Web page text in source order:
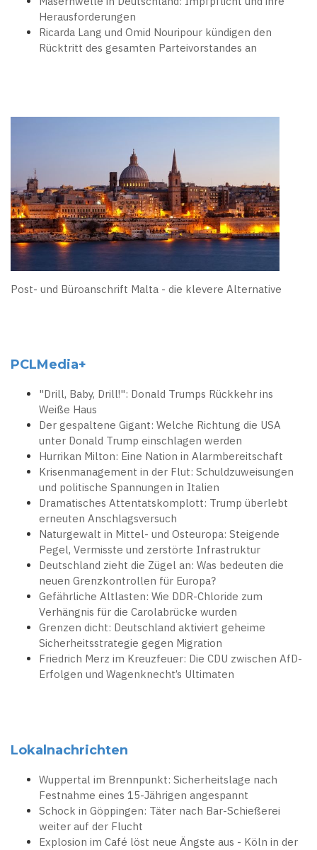
Herausforderungen
Ricarda Lang und Omid Nouripour kündigen den
Rücktritt des gesamten Parteivorstandes an
Post- und Büroanschrift Malta - die klevere Alternative
PCLMedia+
"Drill, Baby, Drill!": Donald Trumps Rückkehr ins
Weiße Haus
Der gespaltene Gigant: Welche Richtung die USA
unter Donald Trump einschlagen werden
Hurrikan Milton: Eine Nation in Alarmbereitschaft
Krisenmanagement in der Flut: Schuldzuweisungen
und politische Spannungen in Italien
Dramatisches Attentatskomplott: Trump überlebt
erneuten Anschlagsversuch
Naturgewalt in Mittel- und Osteuropa: Steigende
Pegel, Vermisste und zerstörte Infrastruktur
Deutschland zieht die Zügel an: Was bedeuten die
neuen Grenzkontrollen für Europa?
Gefährliche Altlasten: Wie DDR-Chloride zum
Verhängnis für die Carolabrücke wurden
Grenzen dicht: Deutschland aktiviert geheime
Sicherheitsstrategie gegen Migration
Friedrich Merz im Kreuzfeuer: Die CDU zwischen AfD-
Erfolgen und Wagenknecht’s Ultimaten
Lokalnachrichten
Wuppertal im Brennpunkt: Sicherheitslage nach
Festnahme eines 15-Jährigen angespannt
Schock in Göppingen: Täter nach Bar-Schießerei
weiter auf der Flucht
Explosion im Café löst neue Ängste aus - Köln in der